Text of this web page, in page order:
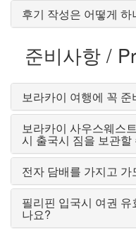
후기 작성은 어떻게 하
준비사항 /
보라카이 여행에 꼭
보라카이 사우스웨스
시 출국시 짐을 보관할
전자 담배를 가지고 가
필리핀 입국시 여권
나요?